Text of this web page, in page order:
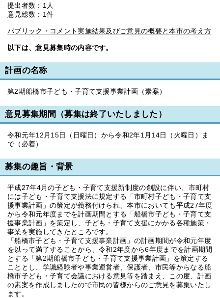
提出者数：1人
意見総数：1件
パブリック・コメント実施結果及びご意見の概要と本市の考え方
以下は、意見募集時の内容です。
計画の名称
第2期船橋市子ども・子育て支援事業計画（素案）
意見募集期間（募集は終了いたしました）
令和元年12月15日（日曜日）から令和2年1月14日（火曜日）ま
で（必着）
募集の趣旨・背景
平成27年4月の子ども・子育て支援新制度の創設に伴い、市町村
には子ども・子育て支援法に規定する「市町村子ども・子育て支
援事業計画」の策定が義務付けられ、本市においても平成27年度
から令和元年度までを計画期間とする「船橋市子ども・子育て支
援事業計画」を策定し、子ども・子育て支援にかかる各種施策・
事業を実施してきたところです。
「船橋市子ども・子育て支援事業計画」の計画期間が令和元年度
を以って満了することから、令和2年度から6年度までを計画期間
とする「第2期船橋市子ども・子育て支援事業計画」を策定する
こととし、学識経験者や事業運営者、保護者、市民等からなる船
橋市子ども・子育て会議における意見等を踏まえ、この度、計画
の素案を作成しましたので市民の皆様からのご意見を募集いたし
ます。